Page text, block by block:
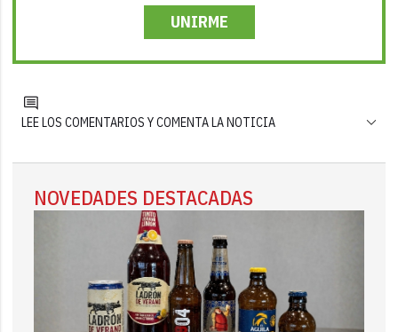
UNIRME
LEE LOS COMENTARIOS Y COMENTA LA NOTICIA
NOVEDADES DESTACADAS